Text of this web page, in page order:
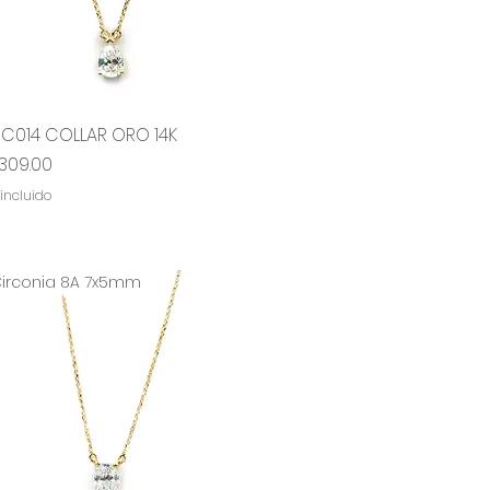
Vista rápida
COLLAR ORO 14K
incluido
8A 7x5mm